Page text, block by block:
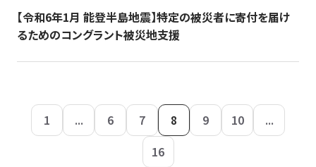
【令和6年1月 能登半島地震】特定の被災者に寄付を届け
るためのコングラント被災地支援
1 ... 6 7 8 9 10
...
16